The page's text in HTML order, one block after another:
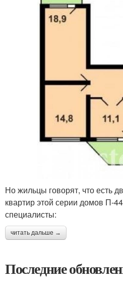
Но жильцы говорят, что есть
квартир этой серии домов П-
специалисты:
читать дальше →
Последние